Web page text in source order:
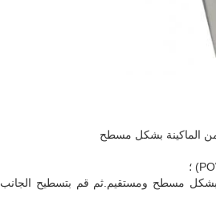
بشكل مسطح ومستقيم.ثم قم بتسطيح الجانب